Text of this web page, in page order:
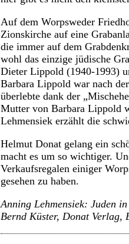
Auf dem Worpsweder
Zionskirche auf eine
die immer auf dem
wohl das einzige jüdische
Dieter Lippold (1940-1993)
Barbara Lippold war nach
überlebte dank der
Mutter von Barbara Lippold
Lehmensiek erzählt die
Helmut Donat gelang ein
macht es um so wichtiger.
Verkaufsregalen einiger
gesehen zu haben.
Anning Lehmensiek: Juden
Bernd Küster, Donat Verlag,